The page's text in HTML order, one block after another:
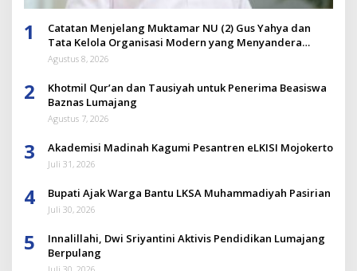
1
Catatan Menjelang Muktamar NU (2) Gus Yahya dan
Tata Kelola Organisasi Modern yang Menyandera
Dirinya
Agustus 8, 2026
2
Khotmil Qur’an dan Tausiyah untuk Penerima Beasiswa
Baznas Lumajang
Agustus 7, 2026
3 Akademisi Madinah Kagumi Pesantren eLKISI Mojokerto
Juli 31, 2026
4 Bupati Ajak Warga Bantu LKSA Muhammadiyah Pasirian
Juli 30, 2026
5
Innalillahi, Dwi Sriyantini Aktivis Pendidikan Lumajang
Berpulang